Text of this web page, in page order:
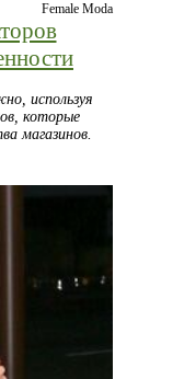
Female Moda
используя
которые
магазинов.